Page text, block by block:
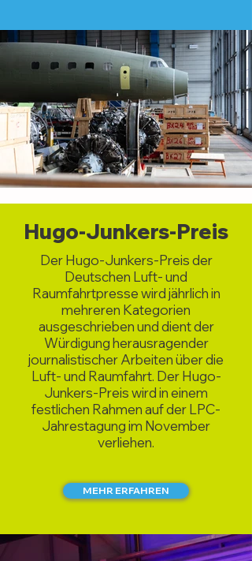
Hugo-Junkers-Preis
Der Hugo-Junkers-Preis der
Deutschen Luft- und
Raumfahrtpresse wird jährlich in
mehreren Kategorien
ausgeschrieben und dient der
Würdigung herausragender
journalistischer Arbeiten über die
Luft- und Raumfahrt. Der Hugo-
Junkers-Preis wird in einem
festlichen Rahmen auf der LPC-
Jahrestagung im November
verliehen.
MEHR ERFAHREN